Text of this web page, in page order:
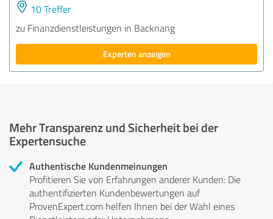
10 Treffer
zu Finanzdienstleistungen in Backnang
Experten anzeigen
Mehr Transparenz und Sicherheit bei der
Expertensuche
Authentische Kundenmeinungen
Profitieren Sie von Erfahrungen anderer Kunden: Die
authentifizierten Kundenbewertungen auf
ProvenExpert.com helfen Ihnen bei der Wahl eines